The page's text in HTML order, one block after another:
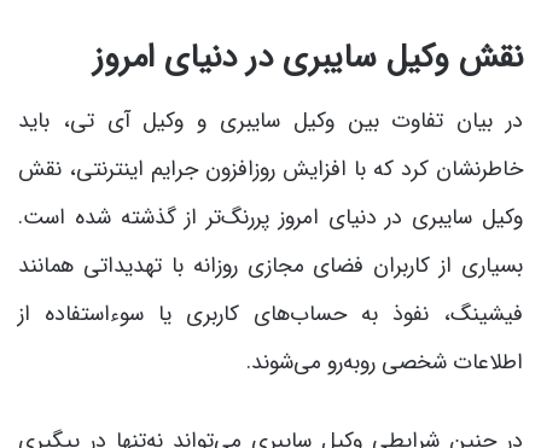
نقش وکیل سایبری در دنیای امروز
در بیان تفاوت بین وکیل سایبری و وکیل آی تی، باید
خاطرنشان کرد که با افزایش روزافزون جرایم اینترنتی، نقش
وکیل سایبری در دنیای امروز پررنگ‌تر از گذشته شده است.
بسیاری از کاربران فضای مجازی روزانه با تهدیداتی همانند
فیشینگ، نفوذ به حساب‌های کاربری یا سوءاستفاده از
اطلاعات شخصی روبه‌رو می‌شوند.
در چنین شرایطی وکیل سایبری می‌تواند نه‌تنها در پیگیری